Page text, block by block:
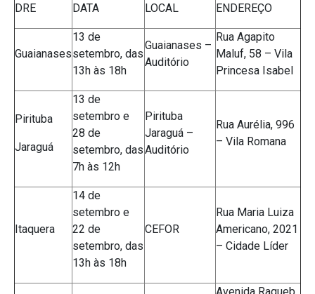
DRE DATA LOCAL ENDEREÇO
Guaianases
13 de
setembro, das
13h às 18h
Guaianases –
Auditório
Rua Agapito
Maluf, 58 – Vila
Princesa Isabel
Pirituba
Jaraguá
13 de
setembro e
28 de
setembro, das
7h às 12h
Pirituba
Jaraguá –
Auditório
Rua Aurélia, 996
– Vila Romana
Itaquera
14 de
setembro e
22 de
setembro, das
13h às 18h
CEFOR
Rua Maria Luiza
Americano, 2021
– Cidade Líder